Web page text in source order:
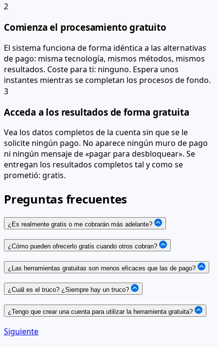
2
Comienza el procesamiento gratuito
El sistema funciona de forma idéntica a las alternativas
de pago: misma tecnología, mismos métodos, mismos
resultados. Coste para ti: ninguno. Espera unos
instantes mientras se completan los procesos de fondo.
3
Acceda a los resultados de forma gratuita
Vea los datos completos de la cuenta sin que se le
solicite ningún pago. No aparece ningún muro de pago
ni ningún mensaje de «pagar para desbloquear». Se
entregan los resultados completos tal y como se
prometió: gratis.
Preguntas frecuentes
¿Es realmente gratis o me cobrarán más adelante?
¿Cómo pueden ofrecerlo gratis cuando otros cobran?
¿Las herramientas gratuitas son menos eficaces que las de pago?
¿Cuál es el truco? ¿Siempre hay un truco?
¿Tengo que crear una cuenta para utilizar la herramienta gratuita?
Siguiente